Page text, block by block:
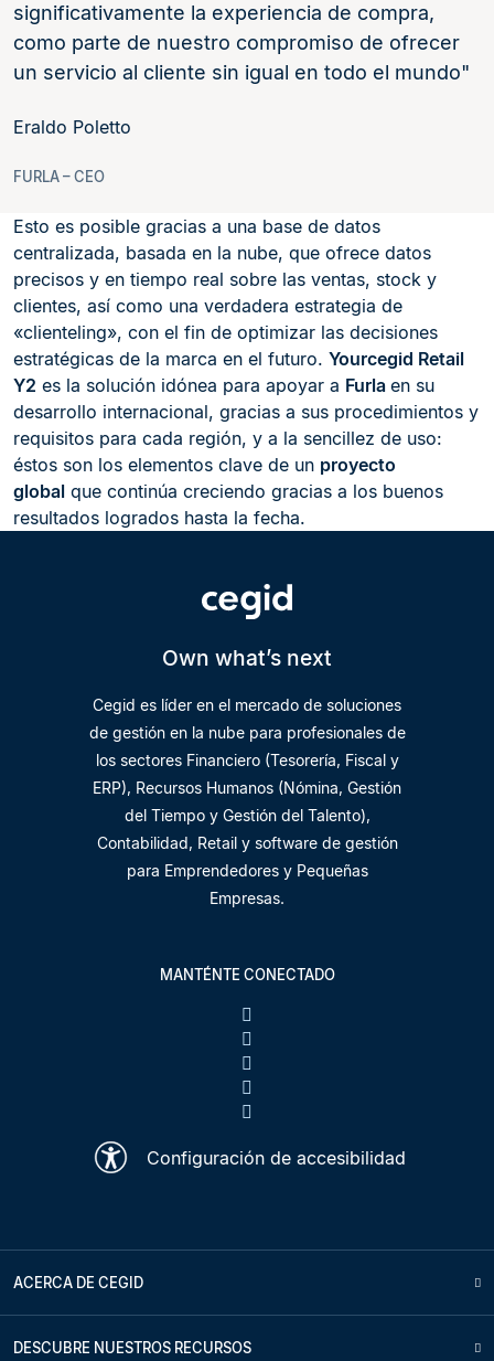
significativamente la experiencia de compra,
como parte de nuestro compromiso de ofrecer
un servicio al cliente sin igual en todo el mundo
Eraldo Poletto
FURLA – CEO
Esto es posible gracias a una base de datos
centralizada, basada en la nube, que ofrece datos
precisos y en tiempo real sobre las ventas, stock y
clientes, así como una verdadera estrategia de
«clienteling», con el fin de optimizar las decisiones
estratégicas de la marca en el futuro. Yourcegid Retail
Y2 es la solución idónea para apoyar a Furla en su
desarrollo internacional, gracias a sus procedimientos y
requisitos para cada región, y a la sencillez de uso:
éstos son los elementos clave de un proyecto
global que continúa creciendo gracias a los buenos
resultados logrados hasta la fecha.
Own what’s next
Cegid es líder en el mercado de soluciones
de gestión en la nube para profesionales de
los sectores Financiero (Tesorería, Fiscal y
ERP), Recursos Humanos (Nómina, Gestión
del Tiempo y Gestión del Talento),
Contabilidad, Retail y software de gestión
para Emprendedores y Pequeñas
Empresas.
MANTÉNTE CONECTADO
Configuración de accesibilidad
ACERCA DE CEGID
DESCUBRE NUESTROS RECURSOS